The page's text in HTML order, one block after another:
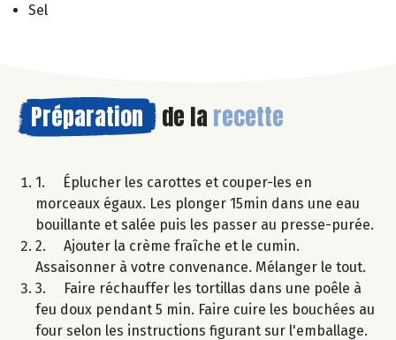
Sel
Préparation de la recette
1. Éplucher les carottes et couper-les en
morceaux égaux. Les plonger 15min dans une eau
bouillante et salée puis les passer au presse-purée.
2. Ajouter la crème fraîche et le cumin.
Assaisonner à votre convenance. Mélanger le tout.
3. Faire réchauffer les tortillas dans une poêle à
feu doux pendant 5 min. Faire cuire les bouchées au
four selon les instructions figurant sur l'emballage.